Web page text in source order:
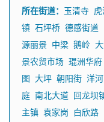
所在街道： 玉清寺
镇 石坪桥 德感街道
源丽景 中梁 鹅岭
景农贸市场 琨洲华府
图 大坪 朝阳街 洋
庭 南北大道 回龙坝
主镇 袁家岗 白欣路